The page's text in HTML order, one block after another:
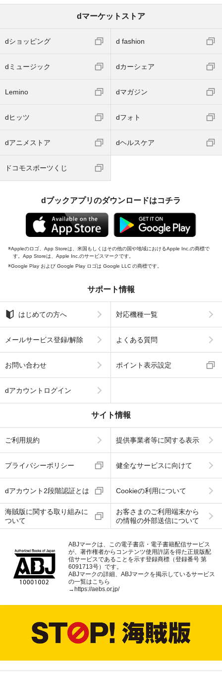
dマーケットストア
dショッピング d fashion
dミュージック dカーシェア
Lemino dマガジン
dヒッツ dフォト
dアニメストア dヘルスケア
ドコモスポーツくじ
dブックアプリのダウンロードはコチラ
Appleのロゴ、App Storeは、米国もしくはその他の国や地域におけるApple Inc.の商標で
す。App Storeは、Apple Inc.のサービスマークです。
Google Play および Google Play ロゴは Google LLC の商標です。
サポート情報
はじめての方へ 対応機種一覧
メールサービス登録/解除 よくある質問
お問い合わせ ポイント表示設定
dアカウントログイン
サイト情報
ご利用規約 提供事業者等に関する表示
プライバシーポリシー 健全なサービスに向けて
dアカウント2段階認証とは Cookieの利用について
海賊版に関する取り組みに
ついて
お客さまのご利用端末から
の情報の外部送信について
ABJマークは、この電子書店・電子書籍配信サービス
が、著作権者からコンテンツ使用許諾を得た正規版配
信サービスであることを示す登録商標（登録番号 第
6091713号）です。
ABJマークの詳細、ABJマークを掲示しているサービス
の一覧はこちら
→ https://aebs.or.jp/